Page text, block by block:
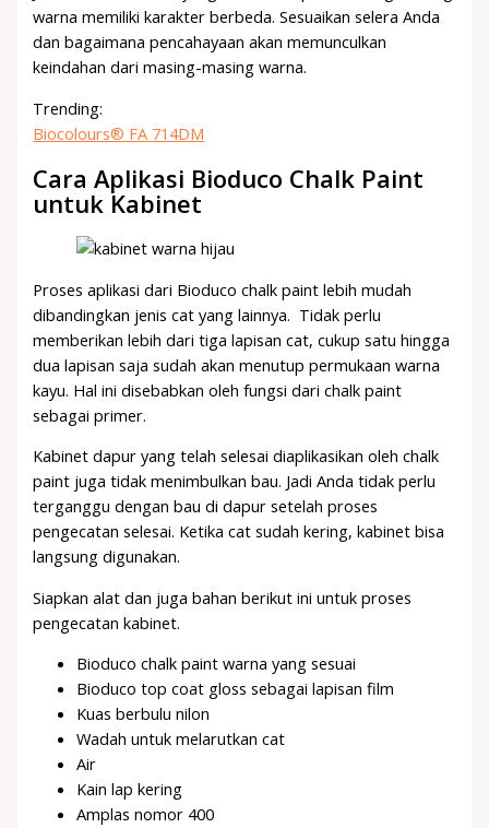
warna memiliki karakter berbeda. Sesuaikan selera Anda
dan bagaimana pencahayaan akan memunculkan
keindahan dari masing-masing warna.
Trending:
Biocolours® FA 714DM
Cara Aplikasi Bioduco Chalk Paint
untuk Kabinet
Proses aplikasi dari Bioduco chalk paint lebih mudah
dibandingkan jenis cat yang lainnya. Tidak perlu
memberikan lebih dari tiga lapisan cat, cukup satu hingga
dua lapisan saja sudah akan menutup permukaan warna
kayu. Hal ini disebabkan oleh fungsi dari chalk paint
sebagai primer.
Kabinet dapur yang telah selesai diaplikasikan oleh chalk
paint juga tidak menimbulkan bau. Jadi Anda tidak perlu
terganggu dengan bau di dapur setelah proses
pengecatan selesai. Ketika cat sudah kering, kabinet bisa
langsung digunakan.
Siapkan alat dan juga bahan berikut ini untuk proses
pengecatan kabinet.
Bioduco chalk paint warna yang sesuai
Bioduco top coat gloss sebagai lapisan film
Kuas berbulu nilon
Wadah untuk melarutkan cat
Air
Kain lap kering
Amplas nomor 400